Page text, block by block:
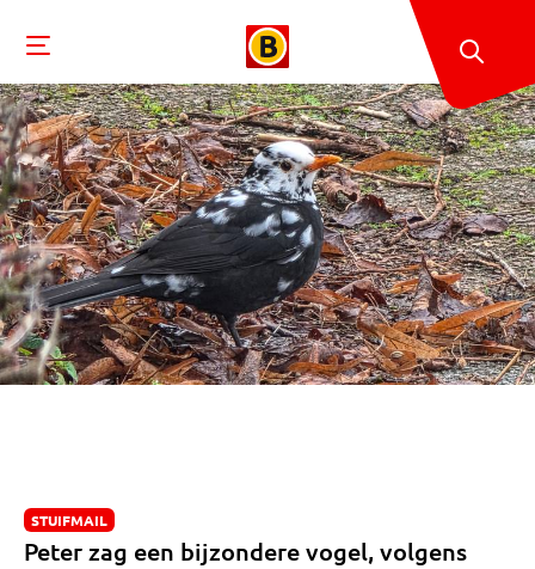
STUIFMAIL
Peter zag een bijzondere vogel, volgens